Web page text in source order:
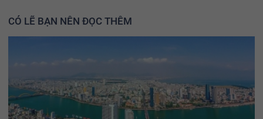
CÓ LẼ BẠN NÊN ĐỌC THÊM